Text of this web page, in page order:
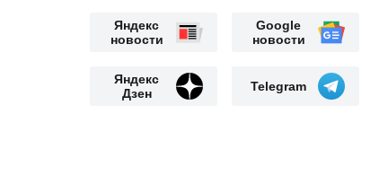
Яндекс
новости
Google
новости
Яндекс
Дзен
Telegram